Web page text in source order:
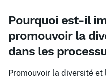
Pourquoi est-il
promouvoir la
dans les
Promouvoir la diversité